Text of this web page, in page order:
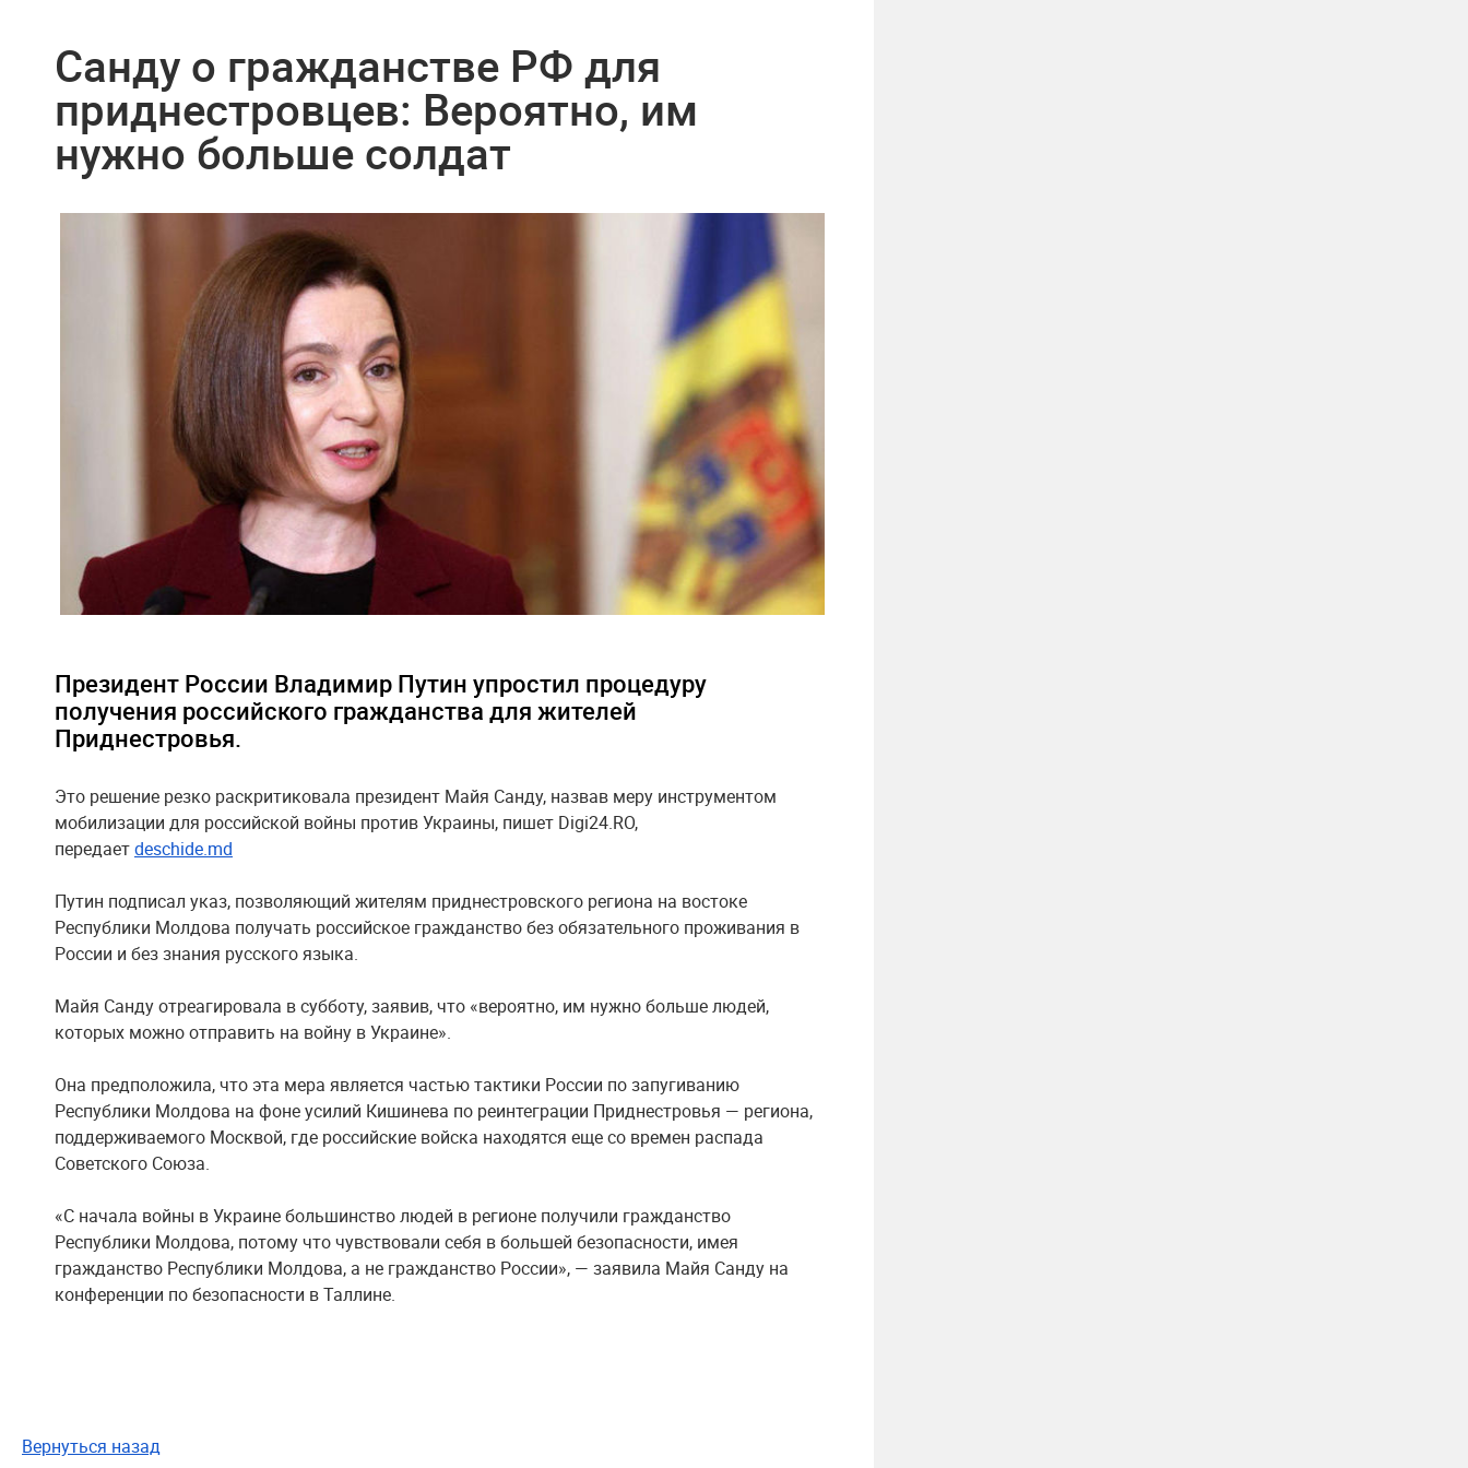
Санду о гражданстве РФ для
приднестровцев: Вероятно, им
нужно больше солдат
Президент России Владимир Путин упростил процедуру
получения российского гражданства для жителей
Приднестровья.
Это решение резко раскритиковала президент Майя Санду, назвав меру инструментом
мобилизации для российской войны против Украины, пишет Digi24.RO,
передаетdeschide.md
Путин подписал указ, позволяющий жителям приднестровского региона на востоке
Республики Молдова получать российское гражданство без обязательного проживания в
России и без знания русского языка.
Майя Санду отреагировала в субботу, заявив, что «вероятно, им нужно больше людей,
которых можно отправить на войну в Украине».
Она предположила, что эта мера является частью тактики России по запугиванию
Республики Молдова на фоне усилий Кишинева по реинтеграции Приднестровья — региона,
поддерживаемого Москвой, где российские войска находятся еще со времен распада
Советского Союза.
«С начала войны в Украине большинство людей в регионе получили гражданство
Республики Молдова, потому что чувствовали себя в большей безопасности, имея
гражданство Республики Молдова, а не гражданство России», — заявила Майя Санду на
конференции по безопасности в Таллине.
Вернуться назад